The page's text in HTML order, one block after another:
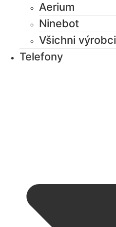
Aerium
Ninebot
Všichni výrobci
Telefony